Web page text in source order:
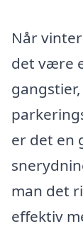
Når
det være
er det en
man det
effektiv